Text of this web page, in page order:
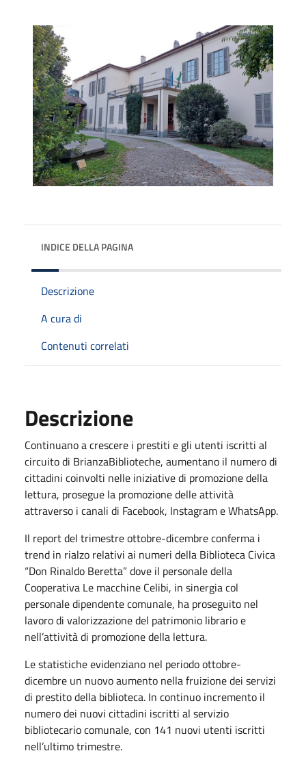
INDICE DELLA PAGINA
Descrizione
A cura di
Contenuti correlati
Descrizione
Continuano a crescere i prestiti e gli utenti iscritti al
circuito di BrianzaBiblioteche, aumentano il numero di
cittadini coinvolti nelle iniziative di promozione della
lettura, prosegue la promozione delle attività
attraverso i canali di Facebook, Instagram e WhatsApp.
Il report del trimestre ottobre-dicembre conferma i
trend in rialzo relativi ai numeri della Biblioteca Civica
“Don Rinaldo Beretta” dove il personale della
Cooperativa Le macchine Celibi, in sinergia col
personale dipendente comunale, ha proseguito nel
lavoro di valorizzazione del patrimonio librario e
nell’attività di promozione della lettura.
Le statistiche evidenziano nel periodo ottobre-
dicembre un nuovo aumento nella fruizione dei servizi
di prestito della biblioteca. In continuo incremento il
numero dei nuovi cittadini iscritti al servizio
bibliotecario comunale, con 141 nuovi utenti iscritti
nell’ultimo trimestre.